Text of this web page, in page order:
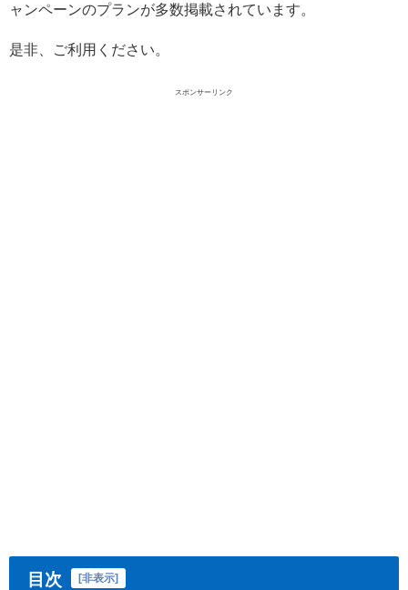
ャンペーンのプランが多数掲載されています。
是非、ご利用ください。
スポンサーリンク
目次 [非表示]